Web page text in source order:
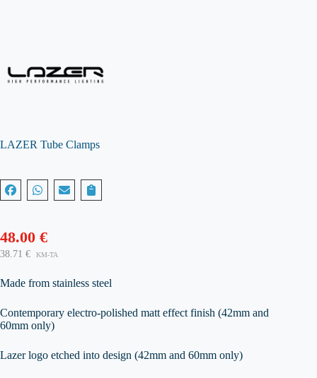
LAZER Tube Clamps
48.00 €
38.71 € KM-TA
Made from stainless steel
Contemporary electro-polished matt effect finish (42mm and
60mm only)
Lazer logo etched into design (42mm and 60mm only)